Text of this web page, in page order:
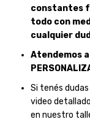
constantes
todo con
cualquier
Atendemos
Si tenés
video
en nuestro